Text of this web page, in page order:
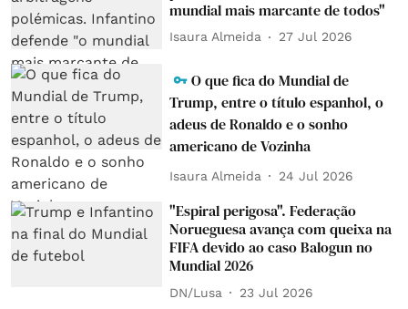
mundial mais marcante de todos"
Isaura Almeida 27 Jul 2026
O que fica do Mundial de
Trump, entre o título espanhol, o
adeus de Ronaldo e o sonho
americano de Vozinha
Isaura Almeida 24 Jul 2026
"Espiral perigosa". Federação
Norueguesa avança com queixa na
FIFA devido ao caso Balogun no
Mundial 2026
DN/Lusa 23 Jul 2026